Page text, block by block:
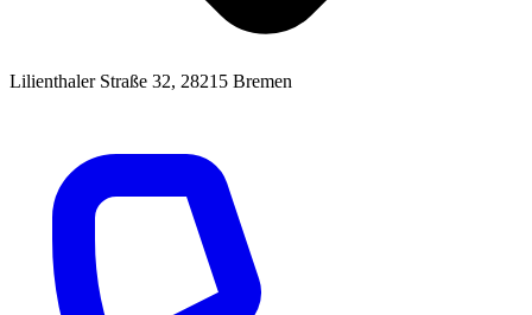
Lilienthaler Straße 32, 28215 Bremen